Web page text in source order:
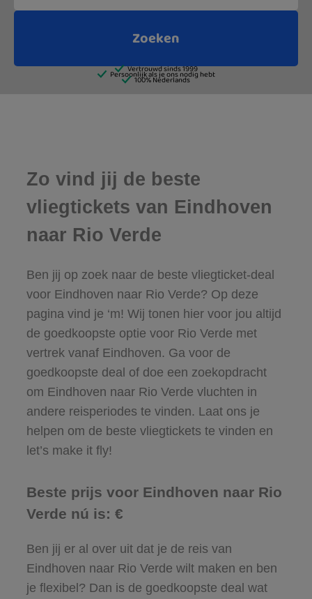
Zo vind jij de beste
vliegtickets van Eindhoven
naar Rio Verde
Ben jij op zoek naar de beste vliegticket-deal
voor Eindhoven naar Rio Verde? Op deze
pagina vind je ‘m! Wij tonen hier voor jou altijd
de goedkoopste optie voor Rio Verde met
vertrek vanaf Eindhoven. Ga voor de
goedkoopste deal of doe een zoekopdracht
om Eindhoven naar Rio Verde vluchten in
andere reisperiodes te vinden. Laat ons je
helpen om de beste vliegtickets te vinden en
let’s make it fly!
Beste prijs voor Eindhoven naar Rio
Verde nú is: €
Ben jij er al over uit dat je de reis van
Eindhoven naar Rio Verde wilt maken en ben
je flexibel? Dan is de goedkoopste deal wat